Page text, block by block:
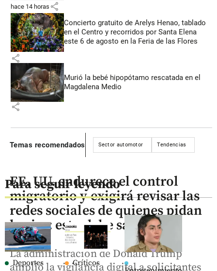
hace 14 horas share
Concierto gratuito de Arelys Henao, tablado
en el Centro y recorridos por Santa Elena
este 6 de agosto en la Feria de las Flores
share
Murió la bebé hipopótamo rescatada en el
Magdalena Medio
share
Temas recomendados Sector automotor Tendencias
Para seguir leyendo
Deportes Críticos
EE. UU. endurece el control
migratorio y exigirá revisar las
redes sociales de quienes pidan
la visa: esto debe saber
La administración de Donald Trump
amplió la vigilancia digital a solicitantes